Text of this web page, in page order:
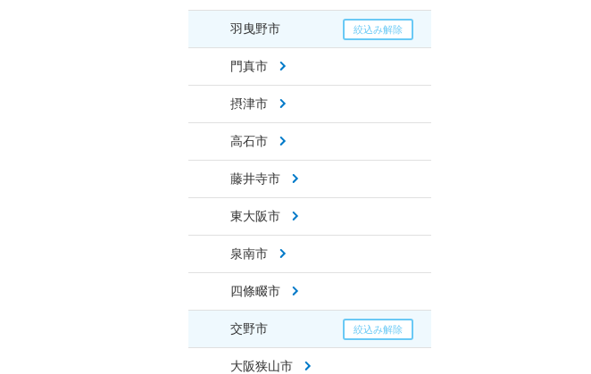
羽曳野市
門真市
摂津市
高石市
藤井寺市
東大阪市
泉南市
四條畷市
交野市
大阪狭山市